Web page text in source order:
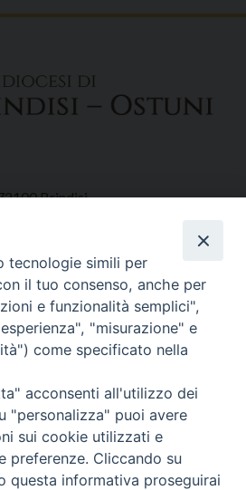
Brindisi
9 - 13
ore 9 - 13
WebMail
tecnologie simili per
il tuo consenso, anche per
e funzionalità semplici",
"misurazione" e
come specificato nella
acconsenti all'utilizzo dei
"personalizza" puoi avere
sui cookie utilizzati e
preferenze. Cliccando su
questa informativa proseguirai